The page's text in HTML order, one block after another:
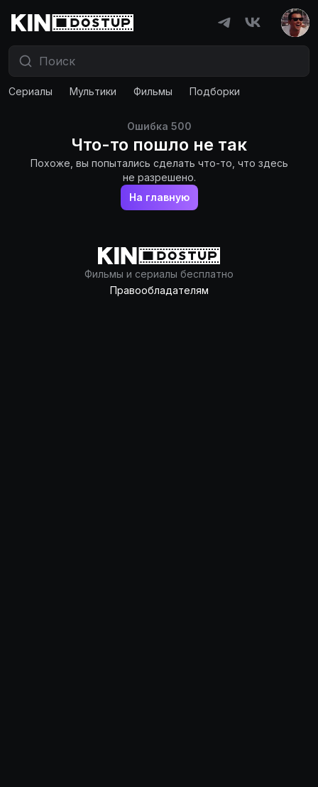
Сериалы Мультики Фильмы Подборки
Ошибка 500
Что-то пошло не так
Похоже, вы попытались сделать что-то, что здесь
не разрешено.
На главную
Фильмы и сериалы бесплатно
Правообладателям